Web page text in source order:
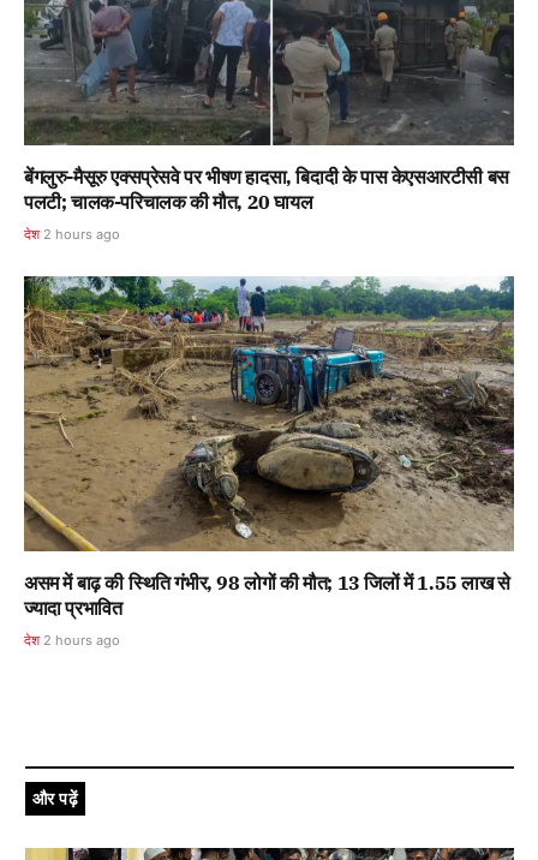
बेंगलुरु-मैसूरु एक्सप्रेसवे पर भीषण हादसा, बिदादी के पास केएसआरटीसी बस
पलटी; चालक-परिचालक की मौत, 20 घायल
देश 2 hours ago
असम में बाढ़ की स्थिति गंभीर, 98 लोगों की मौत; 13 जिलों में 1.55 लाख से
ज्यादा प्रभावित
देश 2 hours ago
और पढ़ें